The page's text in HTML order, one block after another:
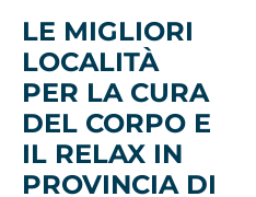
LE MIGLIORI
LOCALITÀ
PER LA CURA
DEL CORPO E
IL RELAX IN
PROVINCIA DI